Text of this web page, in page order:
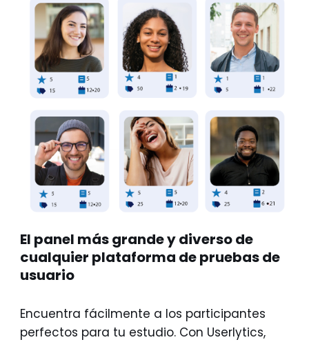
El panel más grande y diverso de
cualquier plataforma de pruebas de
usuario
Encuentra fácilmente a los participantes
perfectos para tu estudio. Con Userlytics,